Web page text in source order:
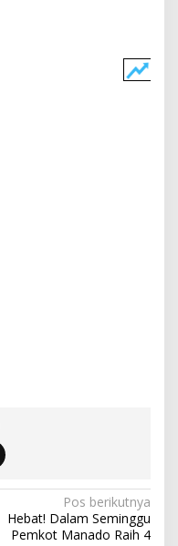
Pos berikutnya
Hebat! Dalam Seminggu
Pemkot Manado Raih 4